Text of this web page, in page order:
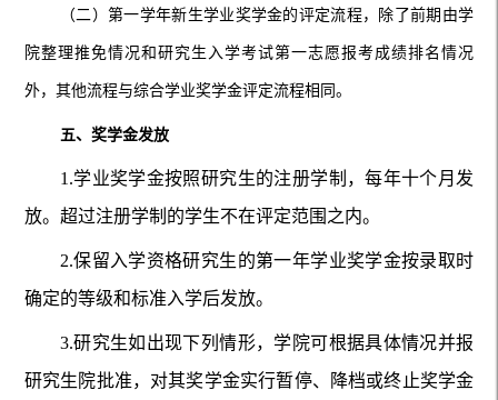
（二）第一学年新生学业奖学金的评定流程，除了前期由学
院整理推免情况和研究生入学考试第一志愿报考成绩排名情况
外，其他流程与综合学业奖学金评定流程相同。
五、奖学金发放
1.学业奖学金按照研究生的注册学制，每年十个月发
放。超过注册学制的学生不在评定范围之内。
2.保留入学资格研究生的第一年学业奖学金按录取时
确定的等级和标准入学后发放。
3.研究生如出现下列情形，学院可根据具体情况并报
研究生院批准，对其奖学金实行暂停、降档或终止奖学金